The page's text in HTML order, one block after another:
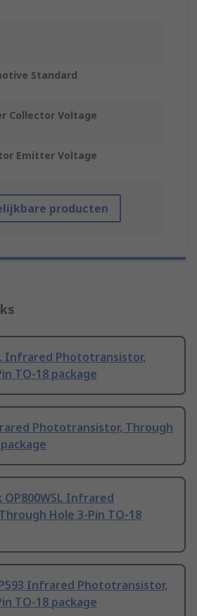
Standard
Collector Voltage
Emitter Voltage
producten
Infrared Phototransistor,
TO-18 package
Phototransistor, Through
OP800WSL Infrared
Hole 3-Pin TO-18
Infrared Phototransistor,
TO-18 package